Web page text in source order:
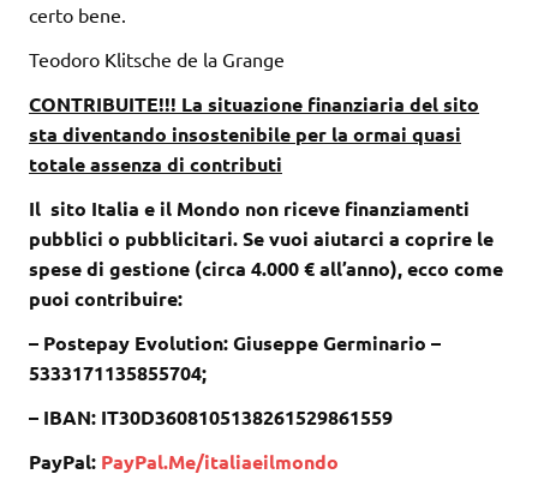
certo bene.
Teodoro Klitsche de la Grange
CONTRIBUITE!!! La situazione finanziaria del sito
sta diventando insostenibile per la ormai quasi
totale assenza di contributi
Il sito Italia e il Mondo non riceve finanziamenti
pubblici o pubblicitari. Se vuoi aiutarci a coprire le
spese di gestione (circa 4.000 € all’anno), ecco come
puoi contribuire:
– Postepay Evolution: Giuseppe Germinario –
5333171135855704;
– IBAN: IT30D3608105138261529861559
PayPal: PayPal.Me/italiaeilmondo